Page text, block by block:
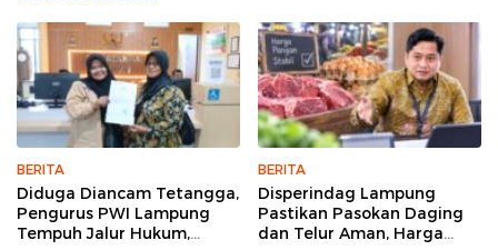
BERITA
Diduga Diancam Tetangga,
Pengurus PWI Lampung
Tempuh Jalur Hukum,
BERITA
Disperindag Lampung
Pastikan Pasokan Daging
dan Telur Aman, Harga